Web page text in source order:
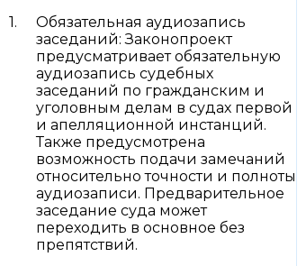
Обязательная аудиозапись
заседаний: Законопроект
предусматривает обязательную
аудиозапись судебных
заседаний по гражданским и
уголовным делам в судах первой
и апелляционной инстанций.
Также предусмотрена
возможность подачи замечаний
относительно точности и полноты
аудиозаписи. Предварительное
заседание суда может
переходить в основное без
препятствий.